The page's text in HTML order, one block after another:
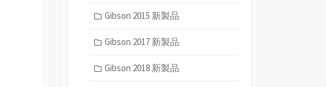
Gibson 2015 新製品
Gibson 2017 新製品
Gibson 2018 新製品